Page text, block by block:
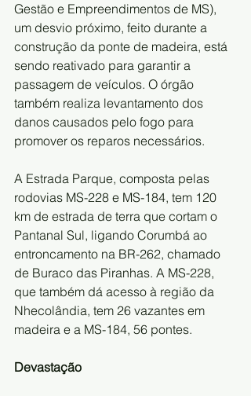
Gestão e Empreendimentos de MS),
um desvio próximo, feito durante a
construção da ponte de madeira, está
sendo reativado para garantir a
passagem de veículos. O órgão
também realiza levantamento dos
danos causados pelo fogo para
promover os reparos necessários.
A Estrada Parque, composta pelas
rodovias MS-228 e MS-184, tem 120
km de estrada de terra que cortam o
Pantanal Sul, ligando Corumbá ao
entroncamento na BR-262, chamado
de Buraco das Piranhas. A MS-228,
que também dá acesso à região da
Nhecolândia, tem 26 vazantes em
madeira e a MS-184, 56 pontes.
Devastação